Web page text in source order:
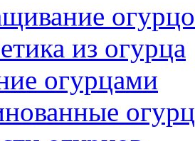
из огурца
огурцами